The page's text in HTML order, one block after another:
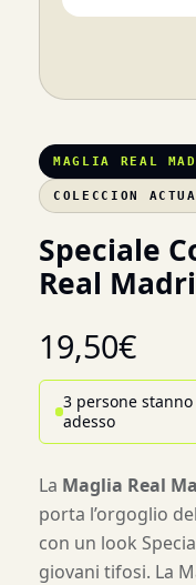
MAGLIA REAL
COLECCION
Speciale
Real
19,50€
3 persone
adesso
La Maglia Real
porta l’orgoglio
con un look
giovani tifosi. La